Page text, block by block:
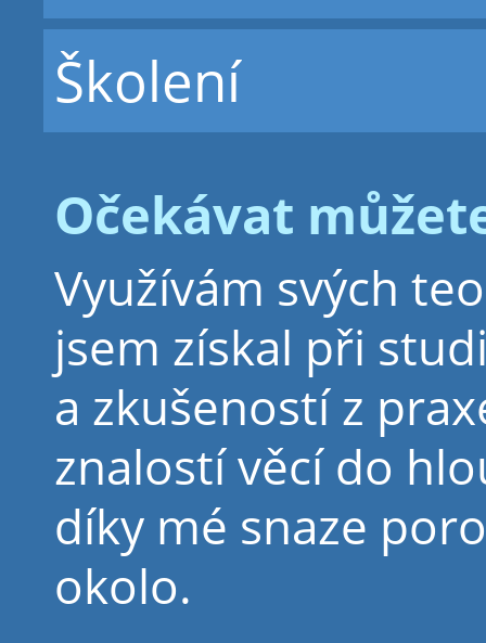
Školení
Očekávat
Využívám svých
jsem získal při
a zkušeností z
znalostí věcí do
díky mé snaze
okolo.